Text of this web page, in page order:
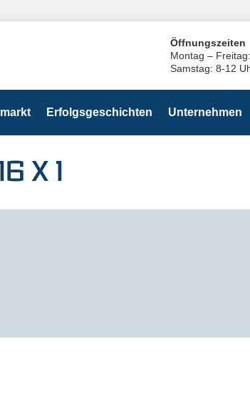
Öffnungszeiten
Montag –
Samstag: 8-12
Erfolgsgeschichten Unternehmen
X 1